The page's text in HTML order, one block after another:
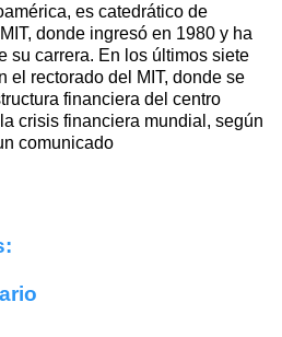
es catedrático de
donde ingresó en 1980 y ha
su carrera. En los últimos siete
el rectorado del MIT, donde se
financiera del centro
crisis financiera mundial, según
comunicado